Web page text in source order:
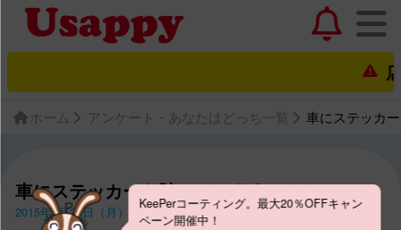
店
ホーム アンケート・あなたはどっち一覧 車にステッカ
車にステッカーを貼っていますか？？
2015年8月24日（月）〜2015年9月6日（日）
KeePerコーティング。最大20％OFFキャン
ペーン開催中！